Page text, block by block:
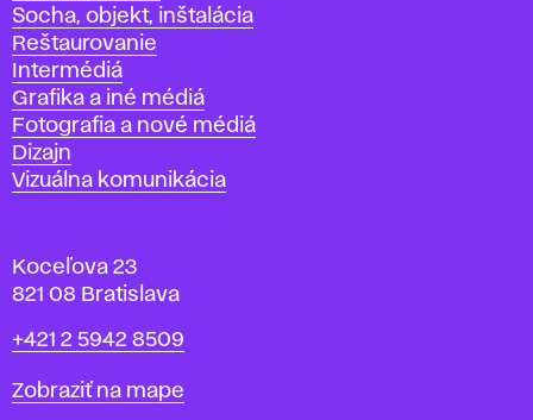
Socha, objekt, inštalácia
Reštaurovanie
Intermédiá
Grafika a iné médiá
Fotografia a nové médiá
Dizajn
Vizuálna komunikácia
Koceľova 23
821 08 Bratislava
Telefón
+421 2 5942 8509
Mapa
Zobraziť na mape